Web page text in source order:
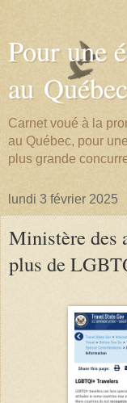
Pour une
au Québec
Carnet voué à la
au Québec, pour
plus grande
lundi 3 février 2025
Ministère des
plus de